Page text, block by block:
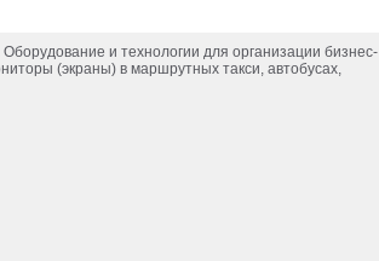
и технологии для организации бизнес-
(экраны) в маршрутных такси, автобусах,